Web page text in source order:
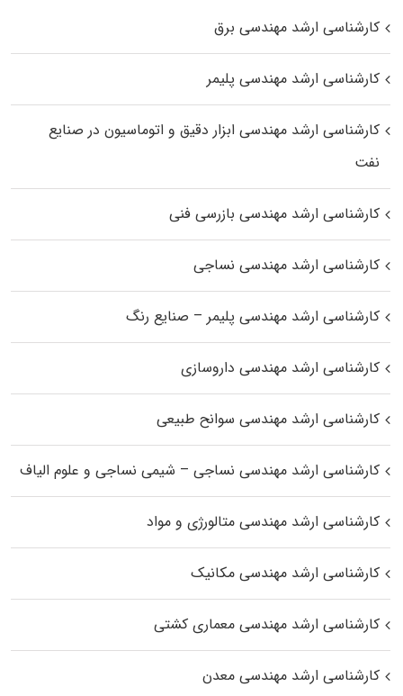
کارشناسی ارشد مهندسی برق
کارشناسی ارشد مهندسی پلیمر
کارشناسی ارشد مهندسی ابزار دقیق و اتوماسیون در صنایع
نفت
کارشناسی ارشد مهندسی بازرسی فنی
کارشناسی ارشد مهندسی نساجی
کارشناسی ارشد مهندسی پلیمر – صنایع رنگ
کارشناسی ارشد مهندسی داروسازی
کارشناسی ارشد مهندسی سوانح طبیعی
کارشناسی ارشد مهندسی نساجی – شیمی نساجی و علوم الیاف
کارشناسی ارشد مهندسی متالورژی و مواد
کارشناسی ارشد مهندسی مکانیک
کارشناسی ارشد مهندسی معماری کشتی
کارشناسی ارشد مهندسی معدن